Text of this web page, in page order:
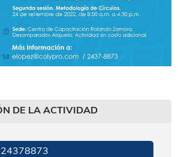
DE LA ACTIVIDAD
24378873